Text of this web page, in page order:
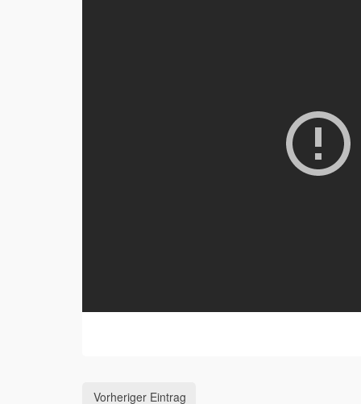
Vorheriger Eintrag